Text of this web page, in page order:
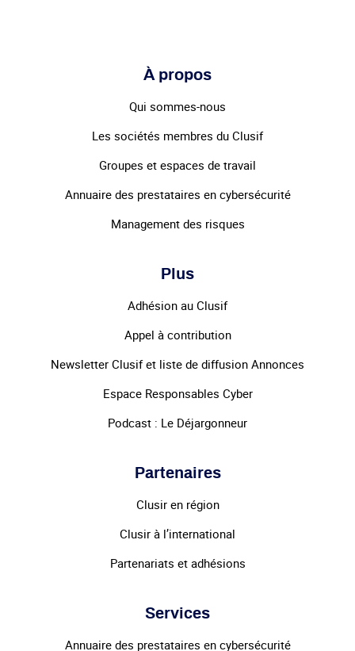
À propos
Qui sommes-nous
Les sociétés membres du Clusif
Groupes et espaces de travail
Annuaire des prestataires en cybersécurité
Management des risques
Plus
Adhésion au Clusif
Appel à contribution
Newsletter Clusif et liste de diffusion Annonces
Espace Responsables Cyber
Podcast : Le Déjargonneur
Partenaires
Clusir en région
Clusir à l’international
Partenariats et adhésions
Services
Annuaire des prestataires en cybersécurité